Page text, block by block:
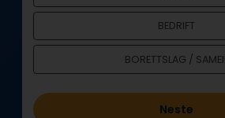
o
d
BEDRIFT
BORETTSLAG /
Neste